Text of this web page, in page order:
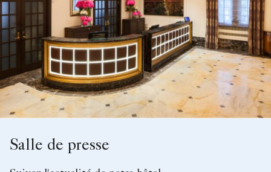
Salle de presse